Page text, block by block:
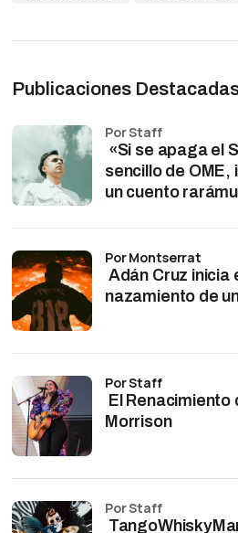
Publicaciones
«Si se apaga el
sencillo de OME,
un cuento
por Staff
Adán Cruz inicia
nazamiento de
por Montserrat
El Renacimiento
Morrison
por Staff
por Staff